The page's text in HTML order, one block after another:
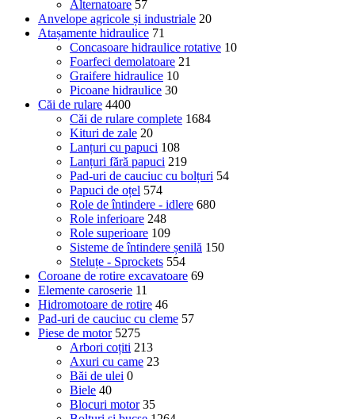
Alternatoare 57
Anvelope agricole și industriale 20
Atașamente hidraulice 71
Concasoare hidraulice rotative 10
Foarfeci demolatoare 21
Graifere hidraulice 10
Picoane hidraulice 30
Căi de rulare 4400
Căi de rulare complete 1684
Kituri de zale 20
Lanțuri cu papuci 108
Lanțuri fără papuci 219
Pad-uri de cauciuc cu bolțuri 54
Papuci de oțel 574
Role de întindere - idlere 680
Role inferioare 248
Role superioare 109
Sisteme de întindere șenilă 150
Steluțe - Sprockets 554
Coroane de rotire excavatoare 69
Elemente caroserie 11
Hidromotoare de rotire 46
Pad-uri de cauciuc cu cleme 57
Piese de motor 5275
Arbori coțiti 213
Axuri cu came 23
Băi de ulei 0
Biele 40
Blocuri motor 35